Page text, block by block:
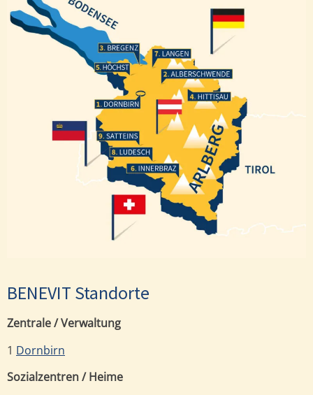
Dornbirn
Bregenz
Langen
Ludesch
Innerbraz
Alberschwende
Höchst
BENEVIT Standorte
Zentrale / Verwaltung
1 Dornbirn
Sozialzentren / Heime